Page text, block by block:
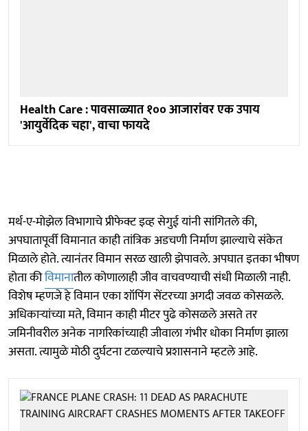
Health Care : पावसाळ्यात १०० आजारांवर एक उपाय
'आयुर्वेदिक चहा', वाचा फायदे
मर्थ-ए-मोझेल विभागाचे प्रीफेक्ट इव्ह सेगुई यांनी सांगितले की,
अपघातापूर्वी विमानात काही तांत्रिक अडचणी निर्माण झाल्याचे संकेत
मिळाले होते. त्यानंतर विमान सरळ खाली झेपावले. अपघात इतका भीषण
होता कीविमानातील कोणालाही जीव वाचवण्याची संधी मिळाली नाही.
विशेष म्हणजे हे विमान एका शॉपिंग सेंटरच्या अगदी जवळ कोसळले.
अधिकाऱ्यांच्या मते, विमान काही मीटर पुढे कोसळले असते तर
जमिनीवरील अनेक नागरिकांच्याही जीवाला गंभीर धोका निर्माण झाला
असता. त्यामुळे मोठी दुर्घटना टळल्याचे प्रशासनाने म्हटले आहे.